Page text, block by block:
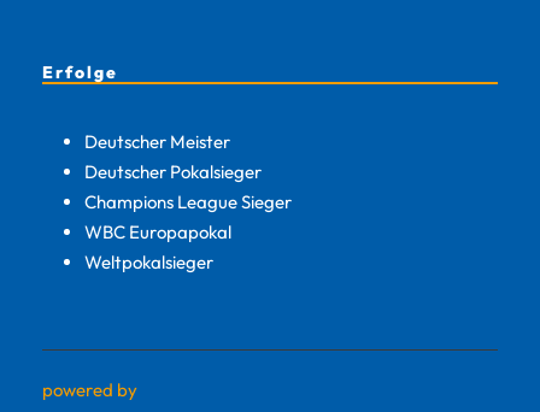
Erfolge
Deutscher Meister
Deutscher Pokalsieger
Champions League Sieger
WBC Europapokal
Weltpokalsieger
powered by